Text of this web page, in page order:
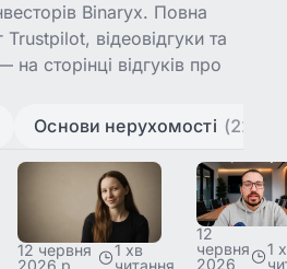
Binaryx. Повна
відеовідгуки та
на сторінці відгуків про
Основи нерухомості (22)
12 червня
1 хв
12
червня
2026
1